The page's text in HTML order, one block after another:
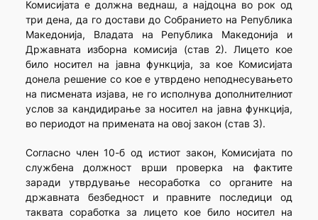
Комисијата е должна веднаш, а најдоцна во рок од
три дена, да го достави до Собранието на Република
Македонија, Владата на Република Македонија и
Државната изборна комисија (став 2). Лицето кое
било носител на јавна функција, за кое Комисијата
донела решение со кое е утврдено неподнесувањето
на писмената изјава, не го исполнува дополнителниот
услов за кандидирање за носител на јавна функција,
во периодот на примената на овој закон (став 3).
Согласно член 10-б од истиот закон, Комисијата по
службена должност врши проверка на фактите
заради утврдување несоработка со органите на
државната безбедност и правните последици од
таквата соработка за лицето кое било носител на